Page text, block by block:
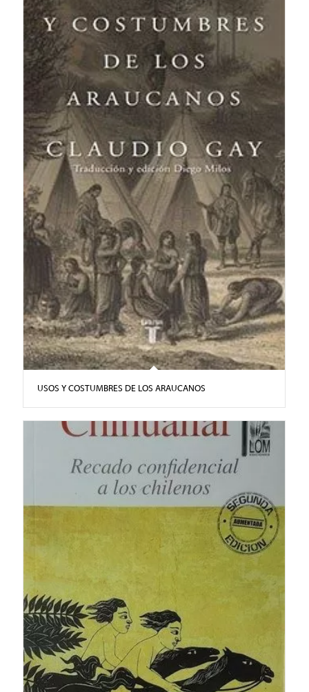
USOS Y COSTUMBRES DE LOS ARAUCANOS